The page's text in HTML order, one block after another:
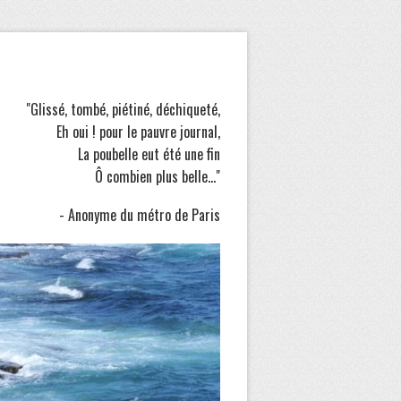
"Glissé, tombé, piétiné, déchiqueté,
Eh oui ! pour le pauvre journal,
La poubelle eut été une fin
Ô combien plus belle..."
- Anonyme du métro de Paris